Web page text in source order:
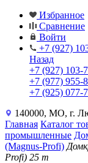
Избранное
Сравнение
Войти
+7 (927)
Назад
+7 (927) 103-
+7 (977) 955-
+7 (925) 077-
140000, МО, г.
Главная Каталог
промышленные
(Magnus-Profi)
Profi) 25 т